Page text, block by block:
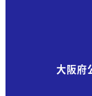
大阪府